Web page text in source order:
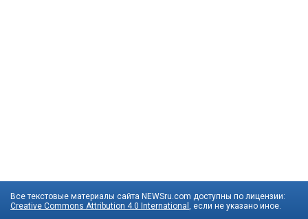
Все текстовые материалы сайта NEWSru.com доступны по лицензии:
Creative Commons Attribution 4.0 International , если не указано иное.